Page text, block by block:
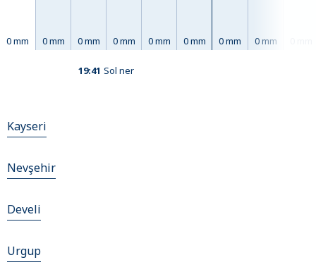
0 mm 0 mm 0 mm 0 mm 0 mm 0 mm 0 mm 0 mm
19:41 Sol ner
Kayseri
Nevşehir
Develi
Urgup